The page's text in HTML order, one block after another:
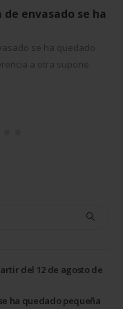
envasado se ha
se ha quedado
a otra supone
del 12 de agosto de
ha quedado pequeña